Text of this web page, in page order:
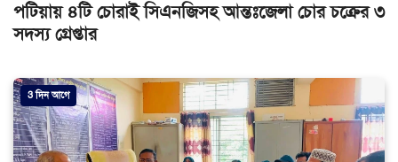
পটিয়ায় ৪টি চোরাই সিএনজিসহ আন্তঃজেলা চোর চক্রের ৩
সদস্য গ্রেপ্তার
3 দিন আগে